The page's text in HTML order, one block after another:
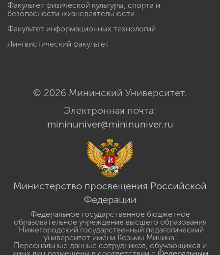
Факультет физической культуры, спорта и
безопасности жизнедеятельности
Факультет информационных технологий
Лингвистический факультет
© 2026 Мининский Университет.
Электронная почта:
mininuniver@mininuniver.ru
Министерство просвещения Российской
Федерации
Федеральное государственное бюджетное
образовательное учреждение высшего образования
"Нижегородский государственный педагогический
университет имени Козьмы Минина"
Персональные данные сотрудников, обучающихся и